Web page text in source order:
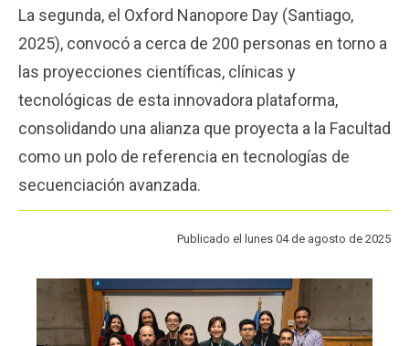
La segunda, el Oxford Nanopore Day (Santiago,
2025), convocó a cerca de 200 personas en torno a
las proyecciones científicas, clínicas y
tecnológicas de esta innovadora plataforma,
consolidando una alianza que proyecta a la Facultad
como un polo de referencia en tecnologías de
secuenciación avanzada.
Publicado el lunes 04 de agosto de 2025